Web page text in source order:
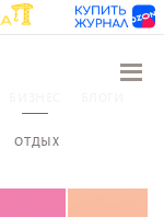
ОТДЫХ